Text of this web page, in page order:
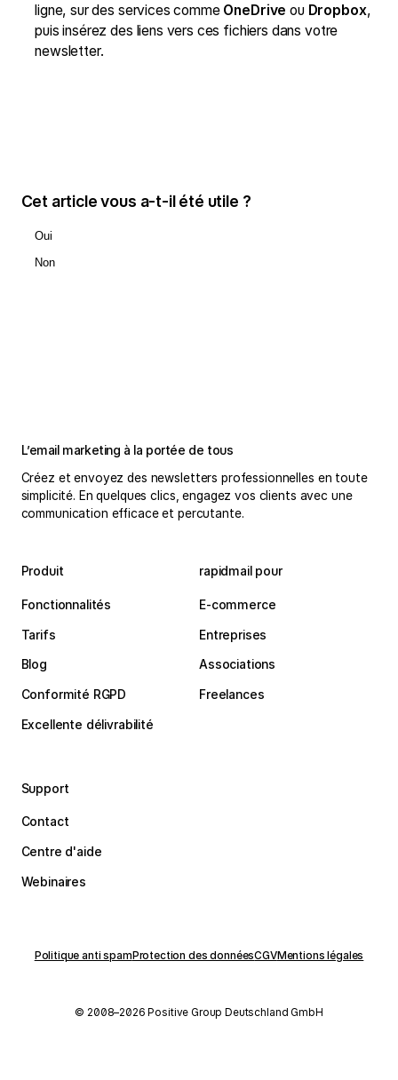
ligne, sur des services comme OneDrive ou Dropbox,
puis insérez des liens vers ces fichiers dans votre
newsletter.
Cet article vous a-t-il été utile ?
Oui
Non
L’email marketing à la portée de tous
Créez et envoyez des newsletters professionnelles en toute
simplicité. En quelques clics, engagez vos clients avec une
communication efficace et percutante.
Produit
Fonctionnalités
Tarifs
Blog
Conformité RGPD
Excellente délivrabilité
rapidmail pour
E-commerce
Entreprises
Associations
Freelances
Support
Contact
Centre d'aide
Webinaires
Politique anti spam Protection des donnéesCGVMentions légales
© 2008–2026 Positive Group Deutschland GmbH